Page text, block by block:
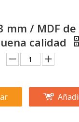
mm / MDF
calidad